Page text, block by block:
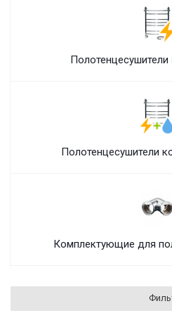
Полотенцесушители
Полотенцесушители
Комплектующие для